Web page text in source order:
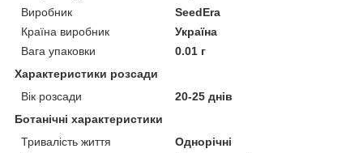
Виробник
SeedEra
Країна виробник
Україна
Вага упаковки
0.01 г
Характеристики розсади
Вік розсади
20-25 днів
Ботанічні характеристики
Тривалість життя
Однорічні